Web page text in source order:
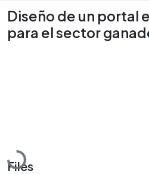
Diseño de un portal
para el sector
Loading...
Files